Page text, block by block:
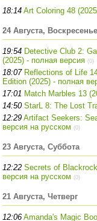
18:14 Art Coloring 48
24 Августа, Воскресенье
19:54 Detective Club 2:
(2025) - полная версия (0)
18:07 Reflections of Life
Edition (2025) - полная
17:01 Match Marbles 13
14:50 StarL 8: The Lost
12:29 Artifact Seekers:
версия на русском (0)
23 Августа, Суббота
12:22 Secrets of
версия на русском (0)
21 Августа, Четверг
12:06 Amanda's Magic